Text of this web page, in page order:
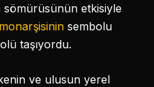
etkisiyle
sembolu
taşıyordu.
ve ulusun yerel